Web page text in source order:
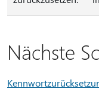
Nächste